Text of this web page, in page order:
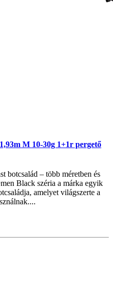
M 10-30g 1+1r pergető
botcsalád – több méretben és
Black széria a márka egyik
amelyet világszerte a